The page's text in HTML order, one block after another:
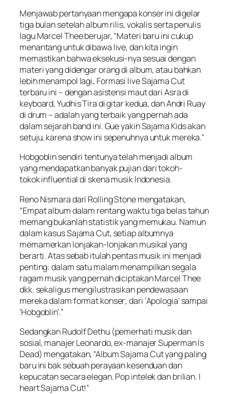
Menjawab pertanyaan mengapa konser ini digelar
tiga bulan setelah album rilis, vokalis serta penulis
lagu Marcel Thee berujar, “Materi baru ini cukup
menantang untuk dibawa live, dan kita ingin
memastikan bahwa eksekusi-nya sesuai dengan
materi yang didengar orang di album, atau bahkan
lebih menampol lagi. Formasi live Sajama Cut
terbaru ini – dengan asistensi maut dari Asra di
keyboard, Yudhis Tira di gitar kedua, dan Andri Ruay
di drum – adalah yang terbaik yang pernah ada
dalam sejarah band ini. Gue yakin Sajama Kids akan
setuju, karena showini sepenuhnya untuk mereka.”
Hobgoblinsendiri tentunya telah menjadi album
yang mendapatkan banyak pujian dari tokoh-
tokokinfluentialdi skena musik Indonesia.
Reno Nismara dari Rolling Stone mengatakan,
“Empat album dalam rentang waktu tiga belas tahun
memang bukanlah statistik yang memukau. Namun
dalam kasus Sajama Cut, setiap albumnya
memamerkan lonjakan-lonjakan musikal yang
berarti. Atas sebab itulah pentas musik ini menjadi
penting: dalam satu malam menampilkan segala
ragam musik yang pernah diciptakan Marcel Thee
dkk. sekaligus mengilustrasikan pendewasaan
mereka dalam format konser; dari ‘Apologia’ sampai
‘Hobgoblin’.”
Sedangkan Rudolf Dethu (pemerhati musik dan
sosial, manajer Leonardo, ex-manajer Superman Is
Dead) mengatakan, “Album Sajama Cut yang paling
baru ini bak sebuah perayaan kesenduan dan
kepucatan secara elegan. Pop intelek dan brilian. I
heart Sajama Cut!”